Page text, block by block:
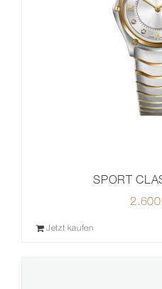
SPORT
Jetzt kaufen